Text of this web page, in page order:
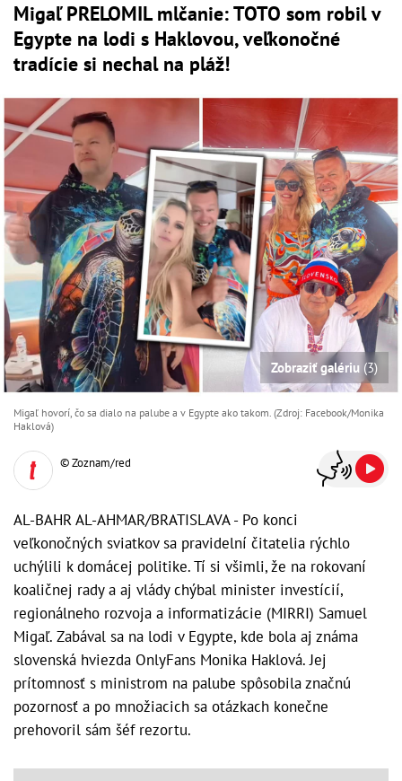
Migaľ PRELOMIL mlčanie: TOTO som robil v
Egypte na lodi s Haklovou, veľkonočné
tradície si nechal na pláž!
Zobraziť galériu (3)
Migaľ hovorí, čo sa dialo na palube a v Egypte ako takom. (Zdroj: Facebook/Monika
Haklová)
© Zoznam/red
AL-BAHR AL-AHMAR/BRATISLAVA - Po konci
veľkonočných sviatkov sa pravidelní čitatelia rýchlo
uchýlili k domácej politike. Tí si všimli, že na rokovaní
koaličnej rady a aj vlády chýbal minister investícií,
regionálneho rozvoja a informatizácie (MIRRI) Samuel
Migaľ. Zabával sa na lodi v Egypte, kde bola aj známa
slovenská hviezda OnlyFans Monika Haklová. Jej
prítomnosť s ministrom na palube spôsobila značnú
pozornosť a po množiacich sa otázkach konečne
prehovoril sám šéf rezortu.